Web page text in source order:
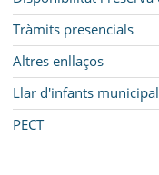
Tràmits presencials
Altres enllaços
Llar d'infants municipal
PECT